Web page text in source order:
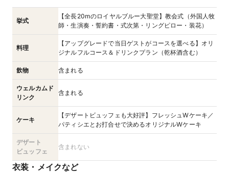
挙式
【全長20mのロイヤルブルー大聖堂】教会式（外国人牧
師・生演奏・誓約書・式次第・リングピロー・装花）
料理
【アップグレードで当日ゲストがコースを選べる】オリ
ジナルフルコース＆ドリンクプラン（乾杯酒含む）
飲物 含まれる
ウェルカムド
リンク
含まれる
ケーキ
【デザートビュッフェも大好評】フレッシュWケーキ／
パティシエとお打合せで決めるオリジナルWケーキ
デザート
ビュッフェ
含まれない
衣装・メイクなど